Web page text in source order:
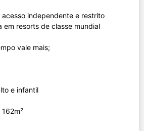
independente e restrito
em resorts de classe mundial
vale mais;
e infantil